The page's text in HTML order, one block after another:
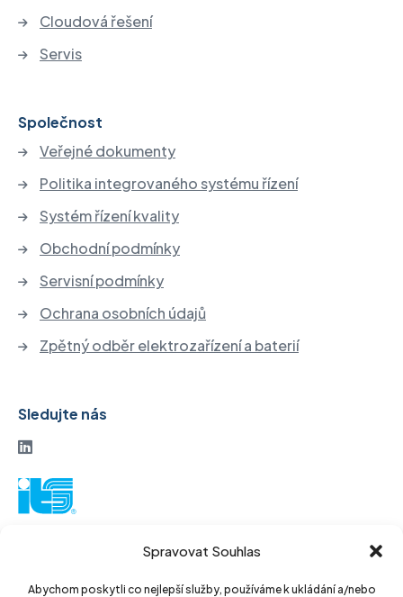
Spravovat Souhlas
Abychom poskytli co nejlepší služby, používáme k ukládání a/nebo
Cloudová řešení
Servis
Společnost
Veřejné dokumenty
Politika integrovaného systému řízení
Systém řízení kvality
Obchodní podmínky
Servisní podmínky
Ochrana osobních údajů
Zpětný odběr elektrozařízení a baterií
Sledujte nás
130 52 Praha3